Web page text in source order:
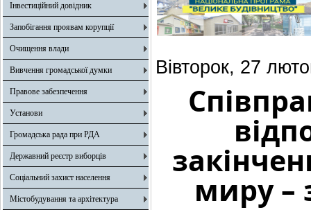
Інвестиційний довідник
Запобігання проявам корупції
Очищення влади
Вивчення громадської думки
Правове забезпечення
Установи
Громадська рада при РДА
Державний реєстр виборців
Соціальний захист населення
Містобудування та архітектура
Вівторок, 27
миру –